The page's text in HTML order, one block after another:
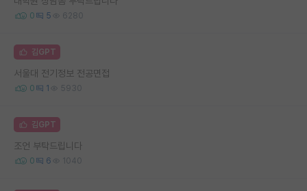
0 5 6280
김GPT
서울대 전기정보 전공면접
0 1 5930
김GPT
조언 부탁드립니다
0 6 1040